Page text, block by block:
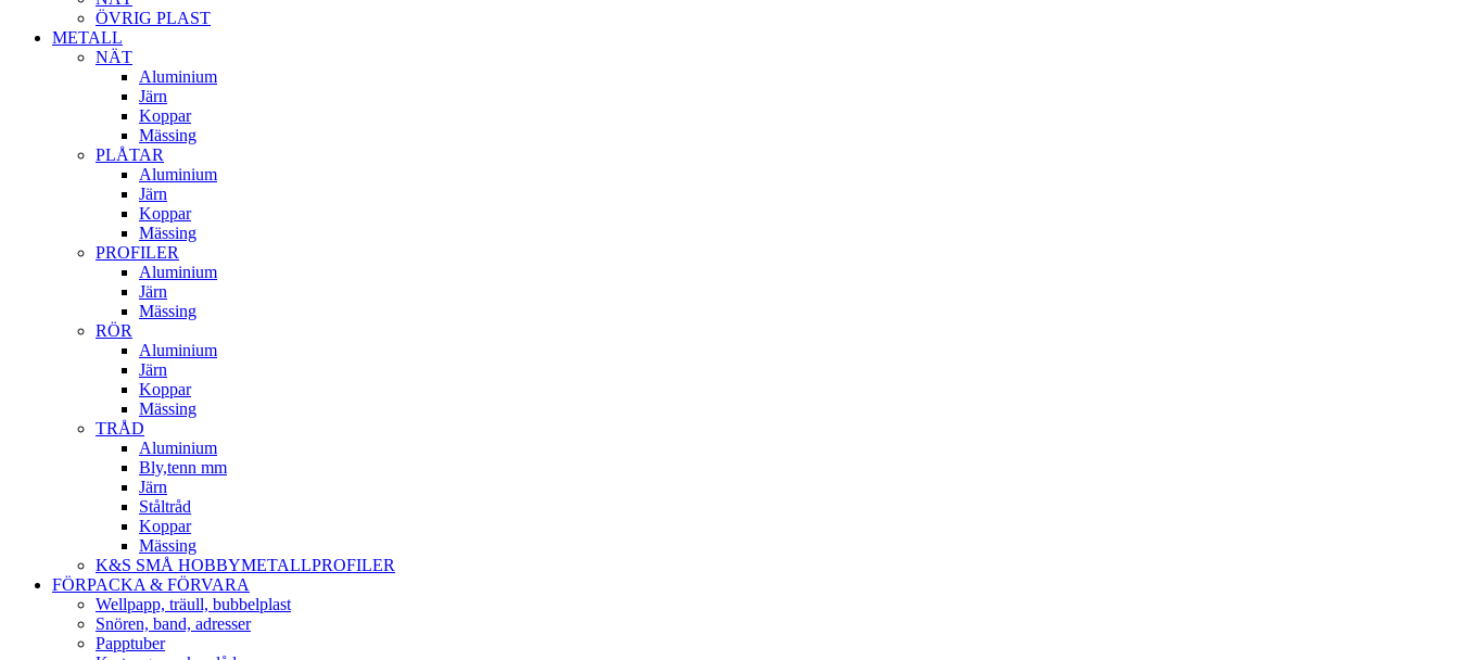
ÖVRIG PLAST
METALL
NÄT
Aluminium
Järn
Koppar
Mässing
PLÅTAR
Aluminium
Järn
Koppar
Mässing
PROFILER
Aluminium
Järn
Mässing
RÖR
Aluminium
Järn
Koppar
Mässing
TRÅD
Aluminium
Bly,tenn mm
Järn
Ståltråd
Koppar
Mässing
K&S SMÅ HOBBYMETALLPROFILER
FÖRPACKA & FÖRVARA
Wellpapp, träull, bubbelplast
Snören, band, adresser
Papptuber